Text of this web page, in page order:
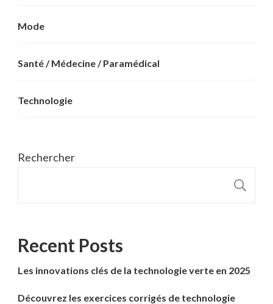
Mode
Santé / Médecine / Paramédical
Technologie
Rechercher
Recent Posts
Les innovations clés de la technologie verte en 2025
Découvrez les exercices corrigés de technologie